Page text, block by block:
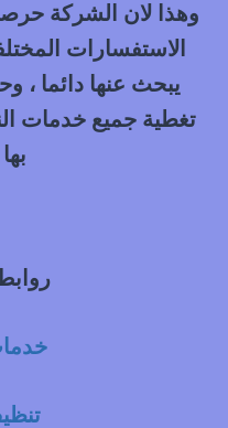
وهذا لان الشركة
الاستفسارات
يبحث عنها دائما
تغطية جميع خدمات